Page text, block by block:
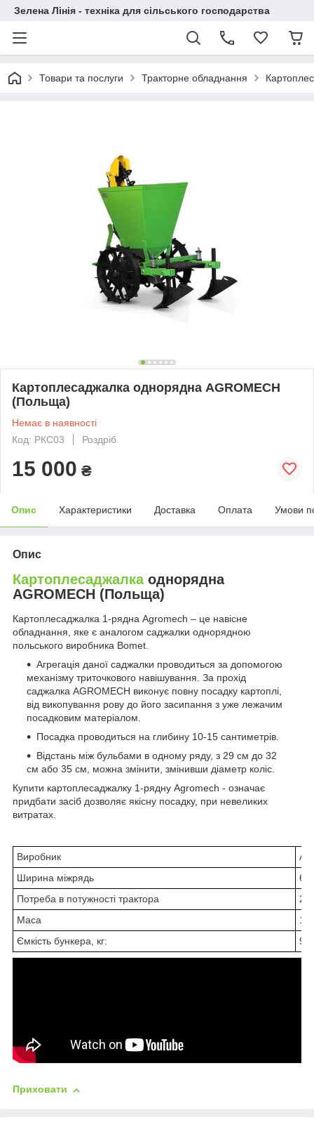
Зелена Лінія - техніка для сільського господарства
Товари та послуги Тракторне обладнання
Картоплесаджалка однорядна AGROMECH
(Польща)
Немає в наявності
Код: РКС03
Роздріб
15 000 ₴
Опис Характеристики Доставка Оплата Умови
Опис
Картоплесаджалкаоднорядна
AGROMECH (Польща)
Картоплесаджалка 1-рядна Agromech – це навісне
обладнання, яке є аналогом саджалки однорядною
польського виробника Bomet.
Агрегація даної саджалки проводиться за допомогою
механізму триточкового навішування. За прохід
саджалка AGROMECH виконує повну посадку картоплі,
від викопування рову до його засипання з уже лежачим
посадковим матеріалом.
Посадка проводиться на глибину 10-15 сантиметрів.
Відстань між бульбами в одному ряду, з 29 см до 32
см або 35 см, можна змінити, змінивши діаметр коліс.
Купити картоплесаджалку 1-рядну Agromech - означає
придбати засіб дозволяє якісну посадку, при невеликих
витратах.
Виробник
Ширина міжрядь
Потреба в потужності трактора
Маса
Ємкість бункера, кг:
90
Приховати